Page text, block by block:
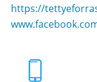
https://